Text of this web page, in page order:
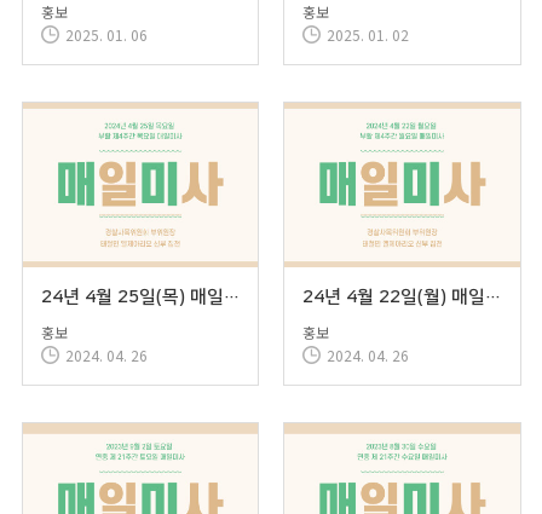
홍보
2025. 01. 06
홍보
2025. 01. 02
24년 4월 25일(목) 매일미사
홍보
2024. 04. 26
24년 4월 22일(월) 매일미사
홍보
2024. 04. 26